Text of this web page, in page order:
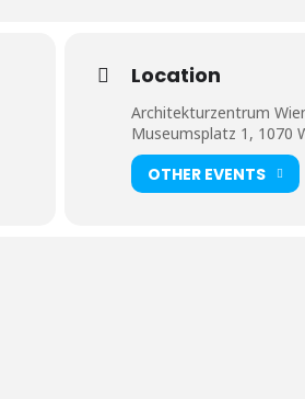
Location
Architekturzentrum
Museumsplatz 1, 1070
OTHER EVENTS